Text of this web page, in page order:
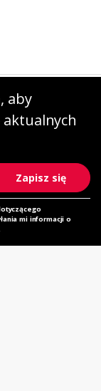
aby
Zapisz się
mi informacji o